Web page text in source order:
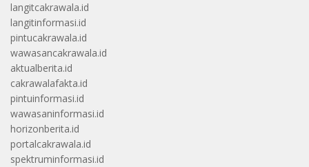
langitcakrawala.id
langitinformasi.id
pintucakrawala.id
wawasancakrawala.id
aktualberita.id
cakrawalafakta.id
pintuinformasi.id
wawasaninformasi.id
horizonberita.id
portalcakrawala.id
spektruminformasi.id